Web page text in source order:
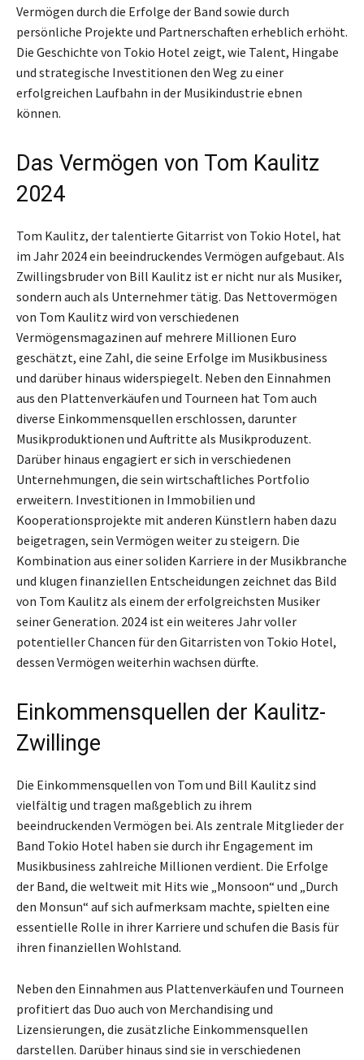
Vermögen durch die Erfolge der Band sowie durch
persönliche Projekte und Partnerschaften erheblich erhöht.
Die Geschichte von Tokio Hotel zeigt, wie Talent, Hingabe
und strategische Investitionen den Weg zu einer
erfolgreichen Laufbahn in der Musikindustrie ebnen
können.
Das Vermögen von Tom Kaulitz
2024
Tom Kaulitz, der talentierte Gitarrist von Tokio Hotel, hat
im Jahr 2024 ein beeindruckendes Vermögen aufgebaut. Als
Zwillingsbruder von Bill Kaulitz ist er nicht nur als Musiker,
sondern auch als Unternehmer tätig. Das Nettovermögen
von Tom Kaulitz wird von verschiedenen
Vermögensmagazinen auf mehrere Millionen Euro
geschätzt, eine Zahl, die seine Erfolge im Musikbusiness
und darüber hinaus widerspiegelt. Neben den Einnahmen
aus den Plattenverkäufen und Tourneen hat Tom auch
diverse Einkommensquellen erschlossen, darunter
Musikproduktionen und Auftritte als Musikproduzent.
Darüber hinaus engagiert er sich in verschiedenen
Unternehmungen, die sein wirtschaftliches Portfolio
erweitern. Investitionen in Immobilien und
Kooperationsprojekte mit anderen Künstlern haben dazu
beigetragen, sein Vermögen weiter zu steigern. Die
Kombination aus einer soliden Karriere in der Musikbranche
und klugen finanziellen Entscheidungen zeichnet das Bild
von Tom Kaulitz als einem der erfolgreichsten Musiker
seiner Generation. 2024 ist ein weiteres Jahr voller
potentieller Chancen für den Gitarristen von Tokio Hotel,
dessen Vermögen weiterhin wachsen dürfte.
Einkommensquellen der Kaulitz-
Zwillinge
Die Einkommensquellen von Tom und Bill Kaulitz sind
vielfältig und tragen maßgeblich zu ihrem
beeindruckenden Vermögen bei. Als zentrale Mitglieder der
Band Tokio Hotel haben sie durch ihr Engagement im
Musikbusiness zahlreiche Millionen verdient. Die Erfolge
der Band, die weltweit mit Hits wie „Monsoon“ und „Durch
den Monsun“ auf sich aufmerksam machte, spielten eine
essentielle Rolle in ihrer Karriere und schufen die Basis für
ihren finanziellen Wohlstand.
Neben den Einnahmen aus Plattenverkäufen und Tourneen
profitiert das Duo auch von Merchandising und
Lizensierungen, die zusätzliche Einkommensquellen
darstellen. Darüber hinaus sind sie in verschiedenen